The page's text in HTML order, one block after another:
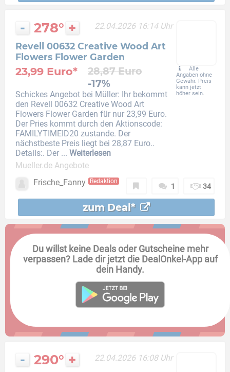
- 278° + 22.04.2026 16:14 Uhr
Revell 00632 Creative Wood Art
Flowers Flower Garden
23,99 Euro*
28,87 Euro
-17%
Schickes Angebot bei Müller: Ihr bekommt
den Revell 00632 Creative Wood Art
Flowers Flower Garden für nur 23,99 Euro.
Der Pries kommt durch den Aktionscode:
FAMILYTIMEID20 zustande. Der
nächstbeste Preis liegt bei 28,87 Euro..
Details:. Der ... Weiterlesen
Mueller.de Angebote
Alle
Angaben ohne
Gewähr. Preis
kann jetzt
höher sein.
Frische_Fanny Redaktion
1 34
zum Deal*
Du willst keine Deals oder Gutscheine mehr
verpassen? Lade dir jetzt die DealOnkel-App auf
dein Handy.
- 290° + 22.04.2026 16:08 Uhr